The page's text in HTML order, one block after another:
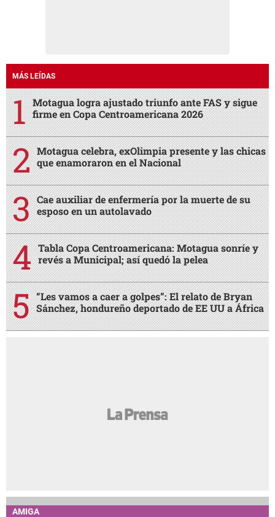
MÁS LEÍDAS
Motagua logra ajustado triunfo ante FAS y sigue
firme en Copa Centroamericana 2026
Motagua celebra, exOlimpia presente y las chicas
que enamoraron en el Nacional
Cae auxiliar de enfermería por la muerte de su
esposo en un autolavado
Tabla Copa Centroamericana: Motagua sonríe y
revés a Municipal; así quedó la pelea
“Les vamos a caer a golpes”: El relato de Bryan
Sánchez, hondureño deportado de EE UU a África
AMIGA